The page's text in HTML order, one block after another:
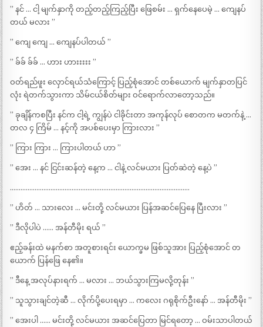
” နင် … ငါ့ မျက်နှာကို တည့်တည့်ကြည့်ပြီး ဖြေစမ်း … ရှက်နေပေမဲ့ … ကျေနပ်
တယ် မလား ”
” ကျေ ကျေ … ကျေနပ်ပါတယ် ”
” ခ်ခ် ခ်ခ် … ဟား ဟားးးးး ”
ဝတ်ရည်ဖူး လှောင်ရယ်သံကြောင့် ပြည့်စုံအောင် တစ်ယောက် မျက်နှာတပြင်
လုံး ရဲတက်သွားကာ သိမ်ငယ်စိတ်များ ဝင်ရောက်လာတော့သည်။
” ခုချိန်ကစပြီး နင်က ငါ့ရဲ့ ကျွန်ပဲ ငါခိုင်းတာ အကုန်လုပ် စောတက မတက်နဲ့ …
တလ ၄ ကြိမ် … နင့်ကို အပစ်ပေးမှာ ကြားလား ”
” ကြား ကြား … ကြားပါတယ် ဟာ ”
” အေး … နင် ငြင်းဆန်တဲ့ နေ့က … ငါနဲ့ လင်မယား ပြတ်ဆဲတဲ့ နေ့ပဲ ”
…………………………………………………………………………………………
” ဟိတ် … သားလေး … မင်းတို့ လင်မယား ပြန်အဆင်ပြေနေ ပြီးလား ”
” ဒီလိုပါပဲ …… အန်တီမိုး ရယ် ”
ဧည့်ခန်းထဲ မနက်စာ အတူစားရင်း ယောက္ခမ ဖြစ်သူအား ပြည့်စုံအောင် တ
ယောက် ပြန်ဖြေ နေ၏။
” ဒီနေ့ အလုပ်နားရက် … မလား … ဘယ်သွားကြမလို့တုန်း ”
” သူသွားချင်တဲ့ဆီ … လိုက်ပို့ပေးရမှာ … ကလေး ဂရုစိုက်ဦးနော် … အန်တီမိုး ”
” အေးပါ …… မင်းတို့ လင်မယား အဆင်ပြေတာ မြင်ရတော့ … ဝမ်းသာပါတယ်